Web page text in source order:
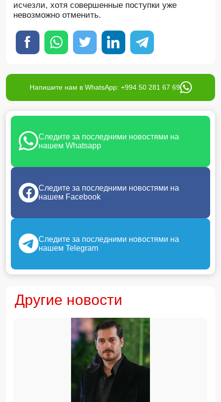
исчезли, хотя совершенные поступки уже
невозможно отменить.
Напишите нам в WhatsApp: +994 50 281 67 69
Следите за последними новостями на
нашем Whatsapp
Следите за последними новостями на
нашем Facebook
Следите за последними новостями на
нашем Telegram
Другие новости